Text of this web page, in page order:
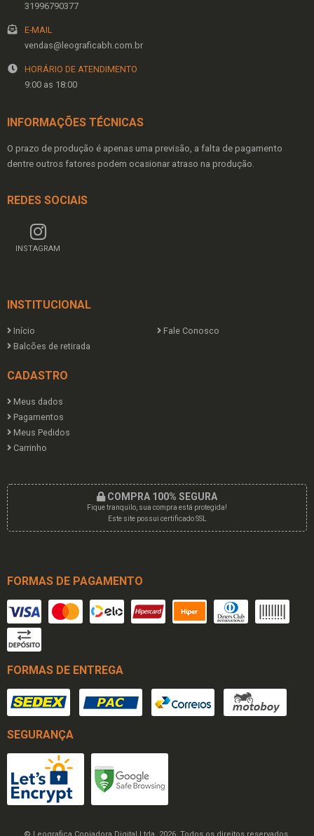
31996790377
E-MAIL
vendas@leograficabh.com.br
HORÁRIO DE ATENDIMENTO
9:00 as 18:00
INFORMAÇÕES TÉCNICAS
O prazo de produção é apenas uma previsão, a falta de pagamento
dentre outros fatores podem ocasionar atraso na produção.
REDES SOCIAIS
INSTAGRAM
INSTITUCIONAL
Início
Fale Conosco
Balcões de retirada
CADASTRO
Meus dados
Pagamentos
Meus Pedidos
Carrinho
COMPRA 100% SEGURA
Fique tranquilo, sua compra está protegida!
Este site possui certificado SSL
FORMAS DE PAGAMENTO
FORMAS DE ENTREGA
SEGURANÇA